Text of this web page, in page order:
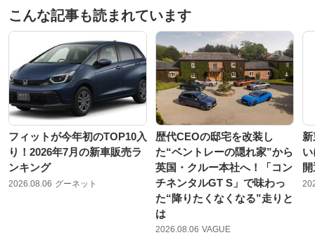
こんな記事も読まれています
フィットが今年初のTOP10入
り！2026年7月の新車販売ラ
ンキング
2026.08.06 グーネット
歴代CEOの邸宅を改装し
た“ベントレーの隠れ家”から
英国・クルー本社へ！「コン
チネンタルGT S」で味わっ
た“降りたくなくなる”走りと
は
2026.08.06 VAGUE